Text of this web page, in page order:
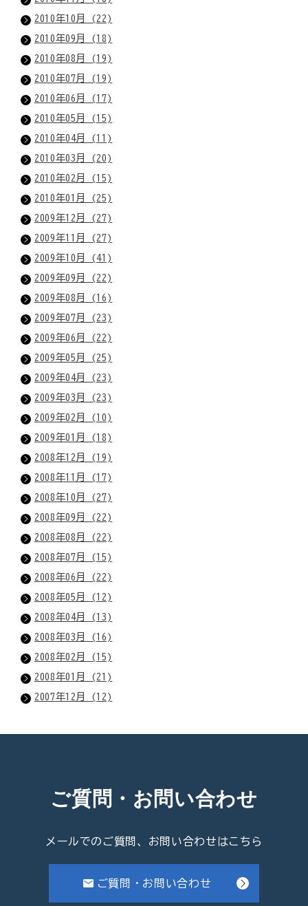
2010年10月 (22)
2010年09月 (18)
2010年08月 (19)
2010年07月 (19)
2010年06月 (17)
2010年05月 (15)
2010年04月 (11)
2010年03月 (20)
2010年02月 (15)
2010年01月 (25)
2009年12月 (27)
2009年11月 (27)
2009年10月 (41)
2009年09月 (22)
2009年08月 (16)
2009年07月 (23)
2009年06月 (22)
2009年05月 (25)
2009年04月 (23)
2009年03月 (23)
2009年02月 (10)
2009年01月 (18)
2008年12月 (19)
2008年11月 (17)
2008年10月 (27)
2008年09月 (22)
2008年08月 (22)
2008年07月 (15)
2008年06月 (22)
2008年05月 (12)
2008年04月 (13)
2008年03月 (16)
2008年02月 (15)
2008年01月 (21)
2007年12月 (12)
ご質問・お問い合わせ
メールでのご質問、お問い合わせはこちら
ご質問・お問い合わせ